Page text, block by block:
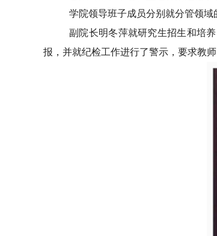
学院领导班子成员分别就分管领域
副院长明冬萍就研究生招生和培
报，并就纪检工作进行了警示，要求教师